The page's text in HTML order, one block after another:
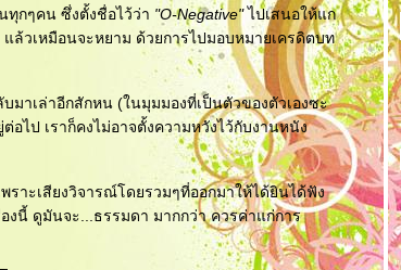
ทุกๆคน ซึ่งตั้งชื่อไว้ว่า "O-Negative"ไปเสนอให้แก
ล้วเหมือนจะหยาม ด้วยการไปมอบหมายเครดิตบท
มาเล่าอีกสักหน (ในมุมมองที่เป็นตัวของตัวเองซะ
ไป เราก็คงไม่อาจตั้งความหวังไว้กับงานหนัง
ราะเสียงวิจารณ์โดยรวมๆที่ออกมาให้ได้ยินได้ฟัง
งนี้ ดูมันจะ...ธรรมดา มากกว่า ควรค่าแก่การ